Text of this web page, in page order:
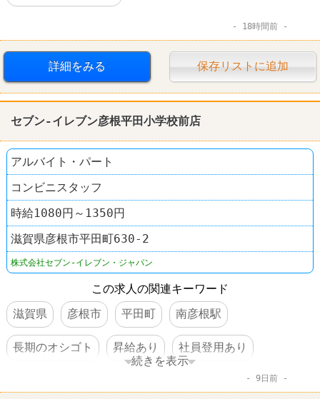
18時間前
詳細をみる 保存リストに追加
セブン-イレブン彦根平田小学校前店
アルバイト・パート
コンビニスタッフ
時給1080円～1350円
滋賀県彦根市平田町630-2
株式会社セブン-イレブン・ジャパン
この求人の関連キーワード
滋賀県
彦根市 平田町 南彦根駅
長期のオシゴト 昇給あり 社員登用あり
セブンイレブン
続きを表示
9日前